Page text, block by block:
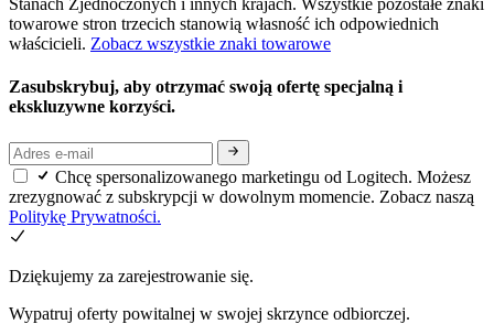
towarowe stron trzecich stanowią własność ich odpowiednich
właścicieli. Zobacz wszystkie znaki towarowe
Zasubskrybuj, aby otrzymać swoją ofertę specjalną i
ekskluzywne korzyści.
Chcę spersonalizowanego marketingu od Logitech. Możesz
zrezygnować z subskrypcji w dowolnym momencie. Zobacz naszą
Politykę Prywatności.
Dziękujemy za zarejestrowanie się.
Wypatruj oferty powitalnej w swojej skrzynce odbiorczej.